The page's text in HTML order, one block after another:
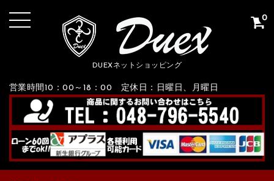
DUEXネットショッピング
営業時間10：00～18：00 定休日：日曜日、月曜日
0